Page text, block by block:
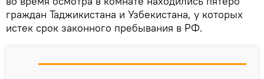
граждан Таджикистана и Узбекистана, у которых
истек срок законного пребывания в РФ.